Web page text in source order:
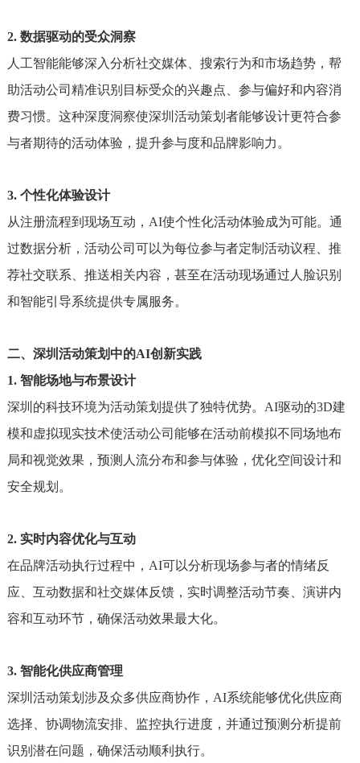
2. 数据驱动的受众洞察
人工智能能够深入分析社交媒体、搜索行为和市场趋势，帮
助活动公司精准识别目标受众的兴趣点、参与偏好和内容消
费习惯。这种深度洞察使深圳活动策划者能够设计更符合参
与者期待的活动体验，提升参与度和品牌影响力。
3. 个性化体验设计
从注册流程到现场互动，AI使个性化活动体验成为可能。通
过数据分析，活动公司可以为每位参与者定制活动议程、推
荐社交联系、推送相关内容，甚至在活动现场通过人脸识别
和智能引导系统提供专属服务。
二、深圳活动策划中的AI创新实践
1. 智能场地与布景设计
深圳的科技环境为活动策划提供了独特优势。AI驱动的3D建
模和虚拟现实技术使活动公司能够在活动前模拟不同场地布
局和视觉效果，预测人流分布和参与体验，优化空间设计和
安全规划。
2. 实时内容优化与互动
在品牌活动执行过程中，AI可以分析现场参与者的情绪反
应、互动数据和社交媒体反馈，实时调整活动节奏、演讲内
容和互动环节，确保活动效果最大化。
3. 智能化供应商管理
深圳活动策划涉及众多供应商协作，AI系统能够优化供应商
选择、协调物流安排、监控执行进度，并通过预测分析提前
识别潜在问题，确保活动顺利执行。